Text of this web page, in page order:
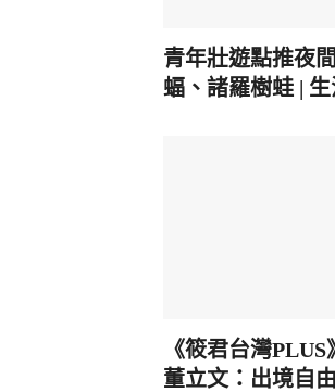
青年壯遊點推夜
蝠、諸羅樹蛙 |
《筱君台灣
董立文：出境自